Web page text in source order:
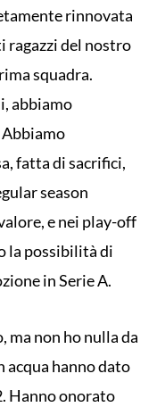
rinnovata
ragazzi del nostro
squadra.
abbiamo
fatta di sacrifici,
season
e nei play-off
la possibilità di
in Serie A.
ma non ho nulla da
acqua hanno dato
Hanno onorato